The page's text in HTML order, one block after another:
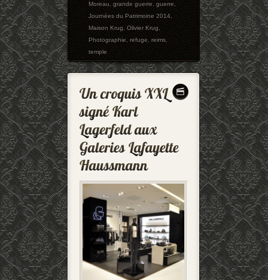
Moreau,grande guerre,guerre,
Journées du Patrimoine 2014,
Maison Krug,Olivier Krug,
Photographie,refuge,reims,
temple